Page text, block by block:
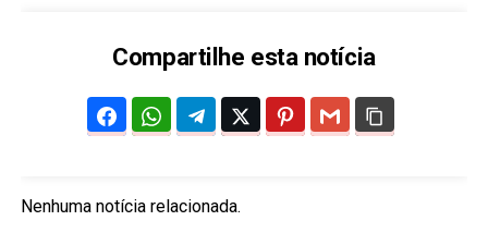
Compartilhe esta notícia
Nenhuma notícia relacionada.